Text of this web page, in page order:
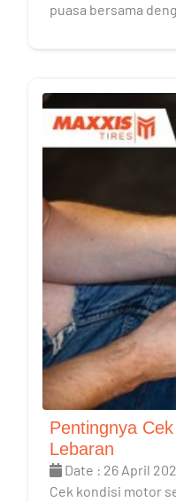
puasa bersama
Pentingnya
Lebaran
Date : 26 April
Cek kondisi motor